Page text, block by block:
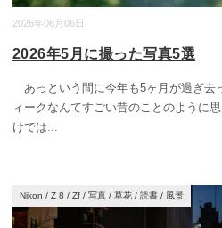
2026年06月06日
2026年5月に撮った写真5選
あっという間に今年も5ヶ月が過ぎ去
ィークなんてすごい昔のことのように
けでは...
Nikon / Z 8 / Zf / 写真 / 草花 / 読書 / 風景